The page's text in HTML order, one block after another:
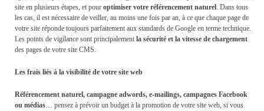
site en plusieurs étapes, et pour optimiser votre référencement naturel. Dans tous
les cas, il est nécessaire de veiller, au moins une fois par an, à ce que chaque page de
votre site réponde toujours parfaitement aux standards de Google en terme technique.
Les points de vigilance sont principalement la sécurité et la vitesse de chargement
des pages de votre site CMS.
Les frais liés à la visibilité de votre site web
Référencement naturel, campagne adwords, e-mailings, campagnes Facebook
ou médias… pensez à prévoir un budget à la promotion de votre site web, si vous